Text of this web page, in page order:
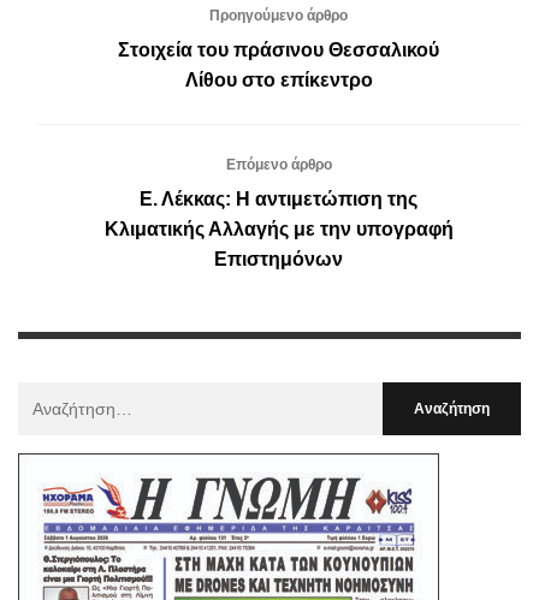
Προηγούμενο άρθρο
Στοιχεία του πράσινου Θεσσαλικού
Λίθου στο επίκεντρο
Επόμενο άρθρο
Ε. Λέκκας: Η αντιμετώπιση της
Κλιματικής Αλλαγής με την υπογραφή
Επιστημόνων
: